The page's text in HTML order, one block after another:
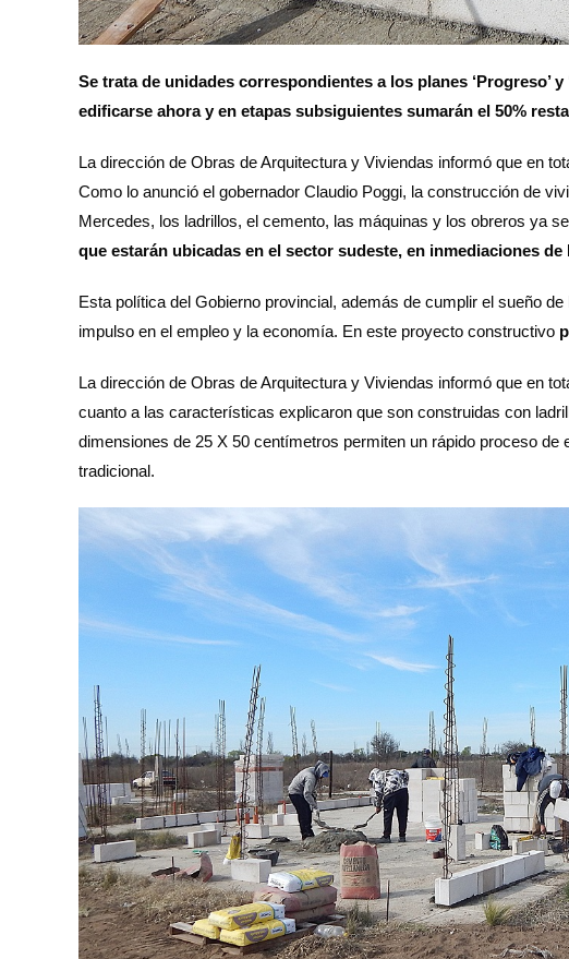
Se trata de unidades correspondientes a los planes ‘Progreso’
edificarse ahora y en etapas subsiguientes sumarán el 50%
La dirección de Obras de Arquitectura y Viviendas informó que en
Como lo anunció el gobernador Claudio Poggi, la construcción de
Mercedes, los ladrillos, el cemento, las máquinas y los obreros ya
que estarán ubicadas en el sector sudeste, en inmediaciones de
Esta política del Gobierno provincial, además de cumplir el sueño
impulso en el empleo y la economía. En este proyecto constructivo
La dirección de Obras de Arquitectura y Viviendas informó que en
cuanto a las características explicaron que son construidas con
dimensiones de 25 X 50 centímetros permiten un rápido proceso
tradicional.